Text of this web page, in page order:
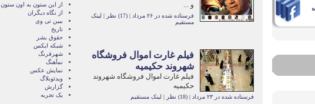
و ...
فرستاده شده در ۲۶ مرداد |(17) نظر | لینک
مستقیم
فيلم غارت اموال فروشگاه
شهروند حكيميه
فيلم غارت اموال فروشگاه شهروند
حكيميه
فرستاده شده در ۲۳ مرداد |(18) نظر | لینک مستقیم
از این ستون به اون ستون
از نگاه دیگران
ببین تی وی
تاریخ
حقوق بشر
شبکه ایکس
شهرفرنگ
نمآهنگ
نمایش عکس
ویدئوبلاگ
گزارش
یک تجربه